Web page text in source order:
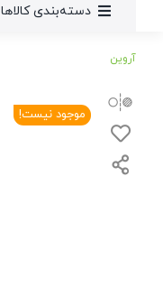
دسته‌بندی کالاها
آروین
موجود نیست!